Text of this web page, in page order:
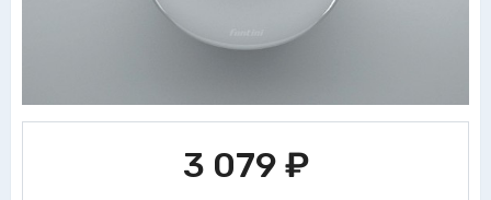
3 079 ₽